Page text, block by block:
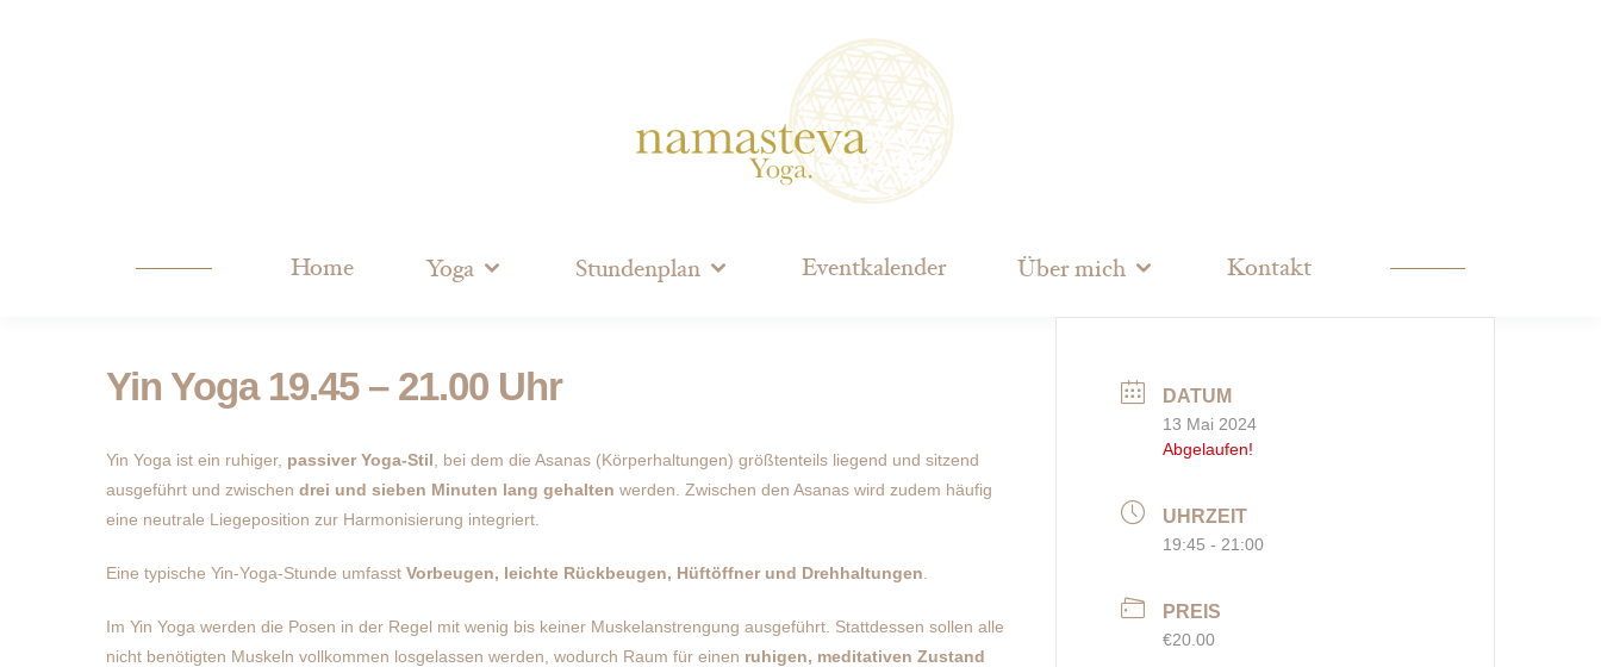
Home Yoga Stundenplan Eventkalender Über mich Kontakt
Yin Yoga 19.45 – 21.00 Uhr
Yin Yoga ist ein ruhiger, passiver Yoga-Stil , bei dem die Asanas (Körperhaltungen) größtenteils liegend und sitzend
ausgeführt und zwischen drei und sieben Minuten lang gehalten werden. Zwischen den Asanas wird zudem häufig
eine neutrale Liegeposition zur Harmonisierung integriert.
Eine typische Yin-Yoga-Stunde umfasst Vorbeugen, leichte Rückbeugen, Hüftöffner und Drehhaltungen
Im Yin Yoga werden die Posen in der Regel mit wenig bis keiner Muskelanstrengung ausgeführt. Stattdessen sollen alle
nicht benötigten Muskeln vollkommen losgelassen werden, wodurch Raum für einen ruhigen, meditativen Zustand
DATUM
13 Mai 2024
Abgelaufen!
UHRZEIT
19:45 - 21:00
PREIS
€20.00